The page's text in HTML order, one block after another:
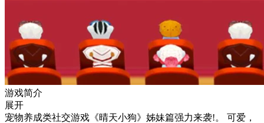
游戏简介
展开
宠物养成类社交游戏《晴天小狗》姊妹篇强力来袭!。 可爱，